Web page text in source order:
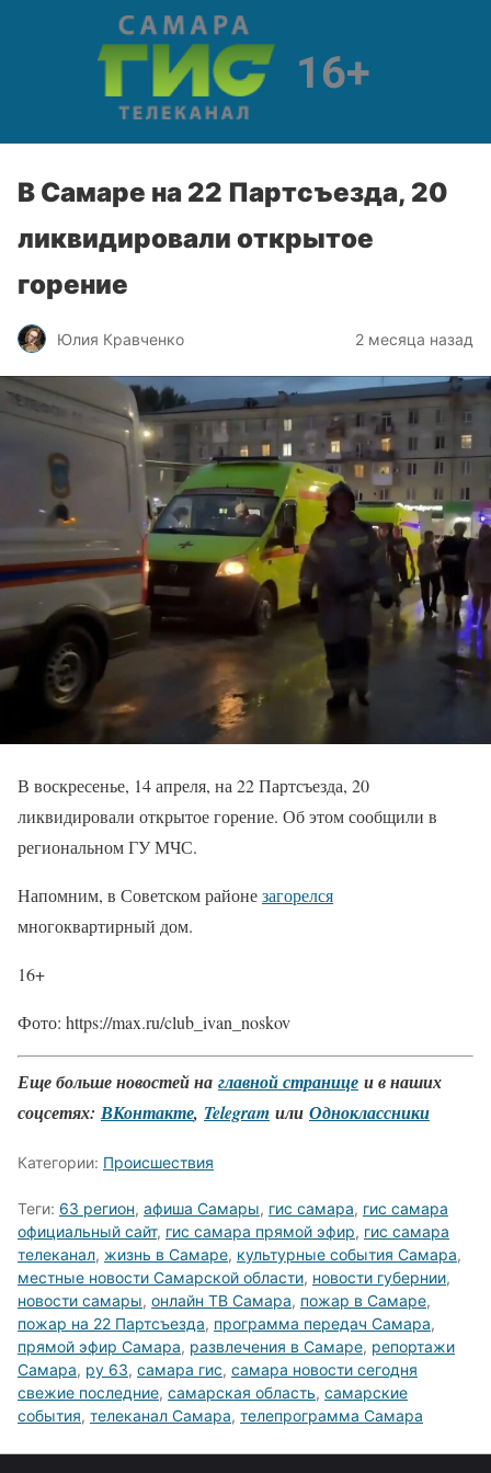
В Самаре на 22 Партсъезда, 20
ликвидировали открытое
горение
Юлия Кравченко 2 месяца назад
В воскресенье, 14 апреля, на 22 Партсъезда, 20
ликвидировали открытое горение. Об этом сообщили в
региональном ГУ МЧС.
Напомним, в Советском районезагорелся
многоквартирный дом.
16+
Фото: https://max.ru/club_ivan_noskov
Еще больше новостей на главной странице и в наших
соцсетях: ВКонтакте, Telegram или Одноклассники
Категории: Происшествия
Теги: 63 регион, афиша Самары, гис самара, гис самара
официальный сайт, гис самара прямой эфир, гис самара
телеканал, жизнь в Самаре, культурные события Самара,
местные новости Самарской области, новости губернии,
новости самары, онлайн ТВ Самара, пожар в Самаре,
пожар на 22 Партсъезда, программа передач Самара,
прямой эфир Самара, развлечения в Самаре, репортажи
Самара, ру 63, самара гис, самара новости сегодня
свежие последние, самарская область, самарские
события, телеканал Самара, телепрограмма Самара